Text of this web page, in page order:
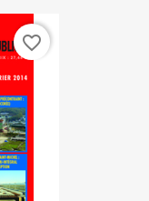
favorite_border